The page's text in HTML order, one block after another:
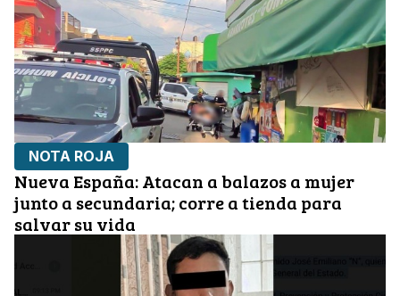
NOTA ROJA
Nueva España: Atacan a balazos a mujer
junto a secundaria; corre a tienda para
salvar su vida